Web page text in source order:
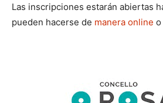
Las inscripciones estarán abiertas
pueden hacerse de manera online o